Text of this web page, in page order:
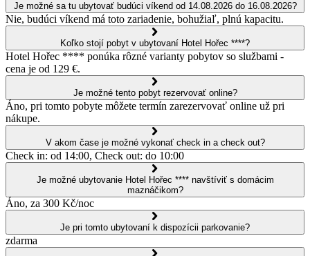
Je možné sa tu ubytovať budúci víkend od 14.08.2026 do 16.08.2026?
Nie, budúci víkend má toto zariadenie, bohužiaľ, plnú kapacitu.
Koľko stojí pobyt v ubytovaní Hotel Hořec ****?
Hotel Hořec **** ponúka rôzné varianty pobytov so službami -
cena je od 129 €.
Je možné tento pobyt rezervovať online?
Áno, pri tomto pobyte môžete termín zarezervovať online už pri
nákupe.
V akom čase je možné vykonať check in a check out?
Check in: od 14:00, Check out: do 10:00
Je možné ubytovanie Hotel Hořec **** navštíviť s domácim
maznáčikom?
Áno, za 300 Kč/noc
Je pri tomto ubytovaní k dispozícii parkovanie?
zdarma